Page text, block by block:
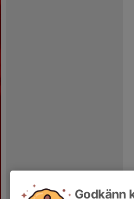
Godkänn